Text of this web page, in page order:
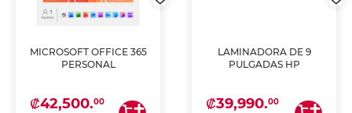
MICROSOFT OFFICE 365
PERSONAL
₡42,500.00
LAMINADORA DE 9
PULGADAS HP
₡39,990.00